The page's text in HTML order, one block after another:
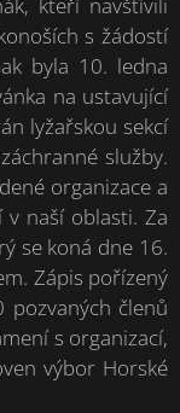
s žádostí
byla 10. ledna
na ustavující
lyžařskou sekcí
služby.
organizace a
naší oblasti. Za
se koná dne 16.
Zápis pořízený
pozvaných členů
s organizací,
výbor Horské